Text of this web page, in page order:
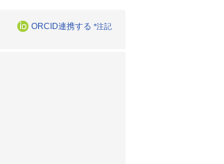
ORCID連携する *注記